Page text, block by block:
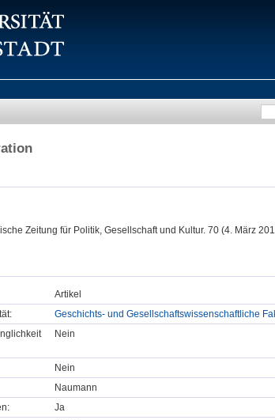
Zeitung für Politik, Gesellschaft und Kultur. 70 (4. März
Artikel
Geschichts- und Gesellschaftswissenschaftliche
Nein
Nein
Naumann
Ja